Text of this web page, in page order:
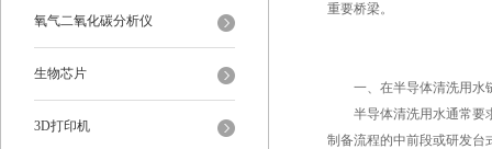
氧气二氧化碳分析仪
生物芯片
3D打印机
重要桥梁。
一、在半导体清洗用水
半导体清洗用水通常要求
制备流程的中前段或研发台